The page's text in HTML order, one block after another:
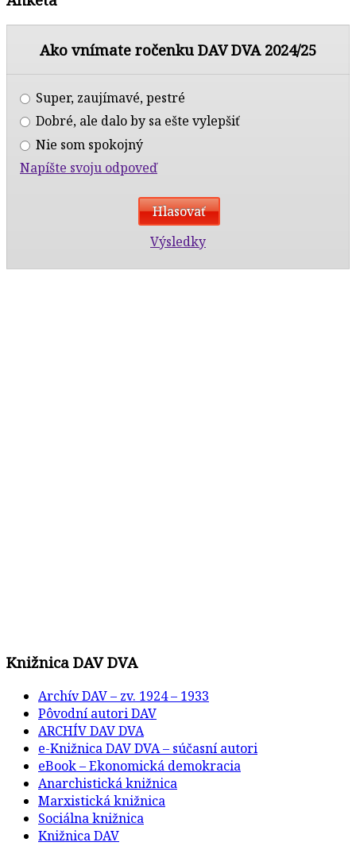
Ako vnímate ročenku DAV DVA 2024/25
Super, zaujímavé, pestré
Dobré, ale dalo by sa ešte vylepšiť
Nie som spokojný
Napíšte svoju odpoveď
Výsledky
Knižnica DAV DVA
Archív DAV – zv. 1924 – 1933
Pôvodní autori DAV
ARCHÍV DAV DVA
e-Knižnica DAV DVA – súčasní autori
eBook – Ekonomická demokracia
Anarchistická knižnica
Marxistická knižnica
Sociálna knižnica
Knižnica DAV